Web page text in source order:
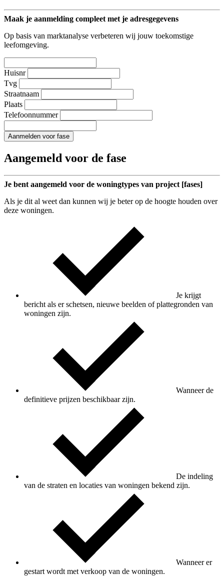
Maak je aanmelding compleet met je adresgegevens
Op basis van marktanalyse verbeteren wij jouw toekomstige
leefomgeving.
Huisnr
Tvg
Straatnaam
Plaats
Telefoonnummer
Aanmelden voor fase
Aangemeld voor de fase
Je bent aangemeld voor de woningtypes van project [fases]
Als je dit al weet dan kunnen wij je beter op de hoogte houden over
deze woningen.
Je krijgt
bericht als er schetsen, nieuwe beelden of plattegronden van
woningen zijn.
Wanneer de
definitieve prijzen beschikbaar zijn.
De indeling
van de straten en locaties van woningen bekend zijn.
Wanneer er
gestart wordt met verkoop van de woningen.